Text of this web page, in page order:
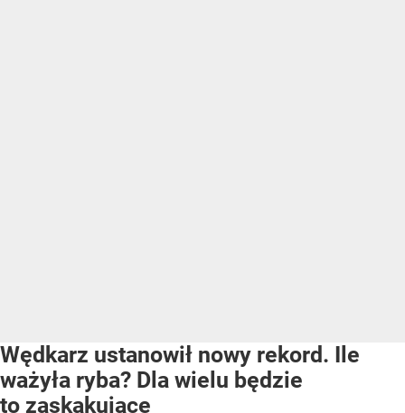
Wędkarz ustanowił nowy rekord. Ile
ważyła ryba? Dla wielu będzie
to zaskakujące